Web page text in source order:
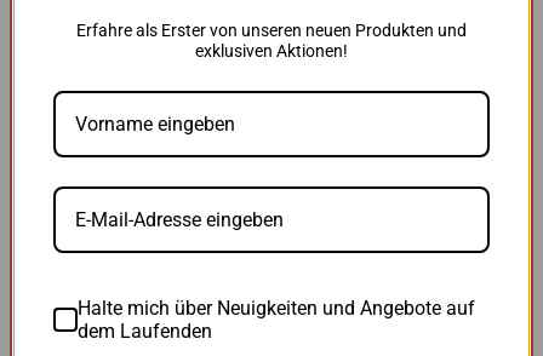
Turbolader Audi Q5
Turbolader Audi Q7
Turbolader Audi TT
BMW
BMW B47
BMW M47
BMW M57
BMW N47
BMW 118d
BMW 120d
Erfahre als Erster von unseren neuen Produkten und
exklusiven Aktionen!
Halte mich über Neuigkeiten und Angebote auf
dem Laufenden